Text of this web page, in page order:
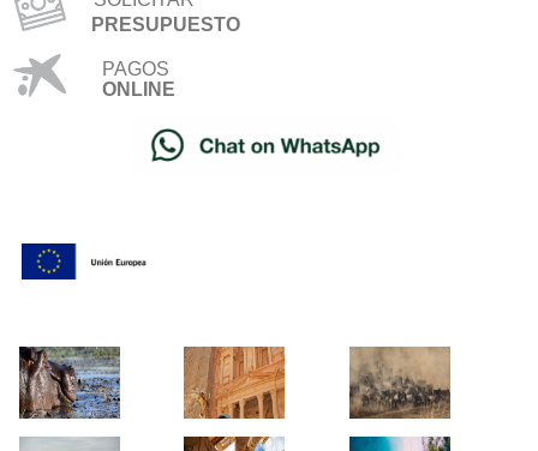
PRESUPUESTO
PAGOS
ONLINE